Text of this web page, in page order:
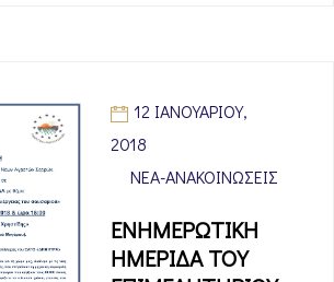
12 ΙΑΝΟΥΑΡΊΟΥ,
2018
ΝΈΑ-ΑΝΑΚΟΙΝΏΣΕΙΣ
ΕΝΗΜΕΡΩΤΙΚΗ
ΗΜΕΡΙΔΑ ΤΟΥ